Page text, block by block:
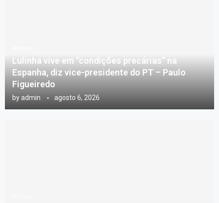
Lulinha vive em “condições precárias” na
Espanha, diz vice-presidente do PT – Paulo
Figueiredo
byadmin agosto 6, 2026